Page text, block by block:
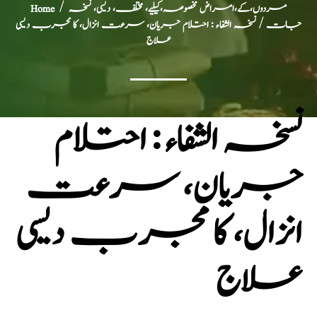
Home/ مردوں،کے،امراض مخصوصہ،کیلیے، مختلف، دیسی، نسخہ
جات / نسخہ الشفاء : احتلام جریان، سرعت انزال، کا مجرب دیسی
علاج
نسخہ الشفاء : احتلام
جریان، سرعت
انزال، کا مجرب دیسی
علاج